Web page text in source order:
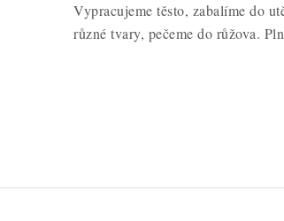
Vypracujeme těsto, zabalíme do
různé tvary, pečeme do růžova.